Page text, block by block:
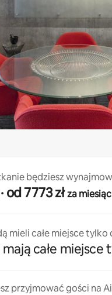
będziesz
· od 7773 złza miesiąc
mieli całe miejsce tylko
całe miejsce
przyjmować gości na